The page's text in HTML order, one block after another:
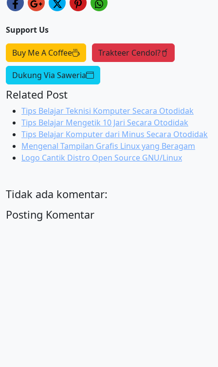
Support Us
Buy Me A Coffee Trakteer Cendol?
Dukung Via Saweria
Related Post
Tips Belajar Teknisi Komputer Secara Otodidak
Tips Belajar Mengetik 10 Jari Secara Otodidak
Tips Belajar Komputer dari Minus Secara Otodidak
Mengenal Tampilan Grafis Linux yang Beragam
Logo Cantik Distro Open Source GNU/Linux
Tidak ada komentar:
Posting Komentar